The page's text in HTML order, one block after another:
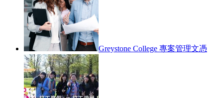
Greystone College 專案管理文憑